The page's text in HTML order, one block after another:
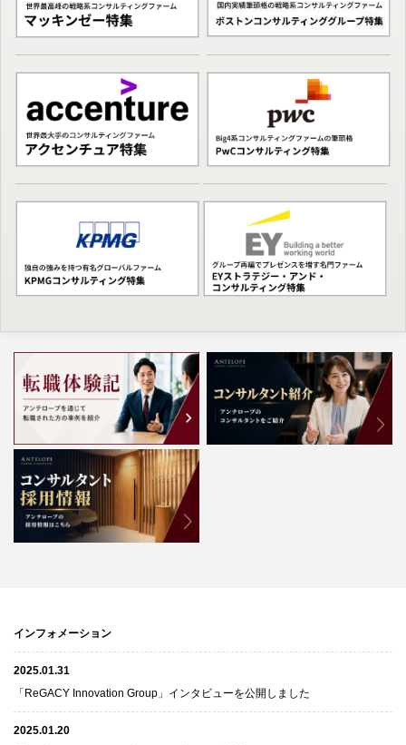
インフォメーション
2025.01.31
「ReGACY Innovation Group」インタビューを公開しました
2025.01.20